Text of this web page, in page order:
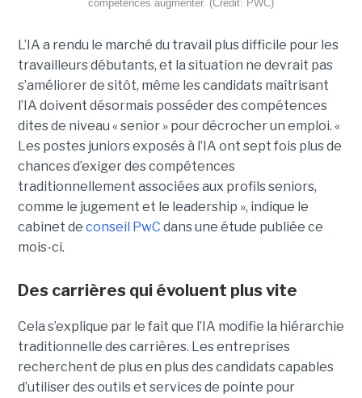
compétences augmenter. (Crédit: PWC)
L’IA a rendu le marché du travail plus difficile pour les
travailleurs débutants, et la situation ne devrait pas
s’améliorer de sitôt, même les candidats maîtrisant
l’IA doivent désormais posséder des compétences
dites de niveau « senior » pour décrocher un emploi. «
Les postes juniors exposés à l’IA ont sept fois plus de
chances d’exiger des compétences
traditionnellement associées aux profils seniors,
comme le jugement et le leadership », indique le
cabinet de conseil PwC dans une étude publiée ce
mois-ci.
Des carrières qui évoluent plus vite
Cela s’explique par le fait que l’IA modifie la hiérarchie
traditionnelle des carrières. Les entreprises
recherchent de plus en plus des candidats capables
d’utiliser des outils et services de pointe pour